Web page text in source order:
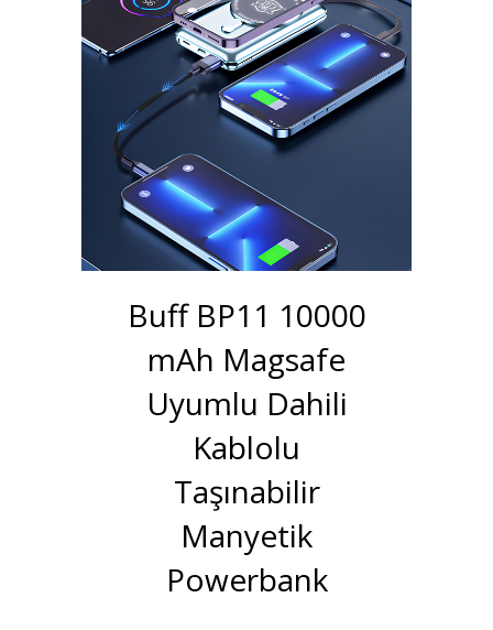
Buff BP11 10000
mAh Magsafe
Uyumlu Dahili
Kablolu
Taşınabilir
Manyetik
Powerbank